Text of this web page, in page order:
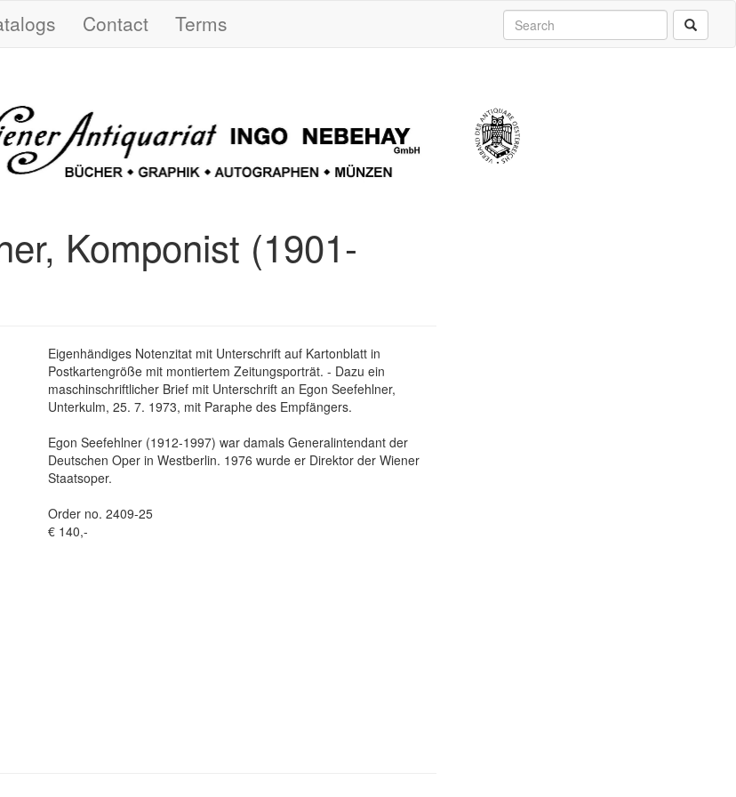
Contact Terms
Komponist (1901-
Eigenhändiges Notenzitat mit Unterschrift auf Kartonblatt in
Postkartengröße mit montiertem Zeitungsporträt. - Dazu ein
maschinschriftlicher Brief mit Unterschrift an Egon Seefehlner,
Unterkulm, 25. 7. 1973, mit Paraphe des Empfängers.
Egon Seefehlner (1912-1997) war damals Generalintendant der
Deutschen Oper in Westberlin. 1976 wurde er Direktor der Wiener
Staatsoper.
Order no. 2409-25
€ 140,-